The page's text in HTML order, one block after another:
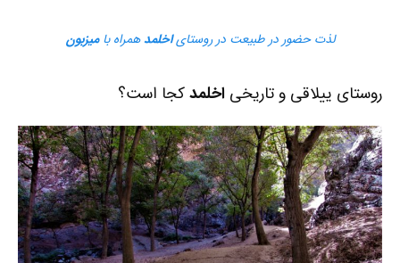
لذت حضور در طبیعت در روستایاخلمدهمراه بامیزبون
روستای ییلاقی و تاریخی اخلمدکجا است؟